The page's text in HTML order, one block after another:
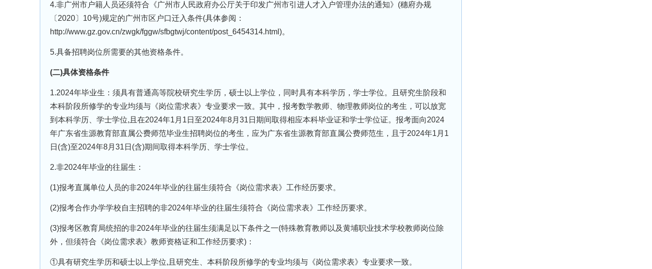
4.非广州市户籍人员还须符合《广州市人民政府办公厅关于印发广州市引进人才入户管理办法的通知》(穗府办规
〔2020〕10号)规定的广州市区户口迁入条件(具体参阅：
http://www.gz.gov.cn/zwgk/fggw/sfbgtwj/content/post_6454314.html)。
5.具备招聘岗位所需要的其他资格条件。
(二)具体资格条件
1.2024年毕业生：须具有普通高等院校研究生学历，硕士以上学位，同时具有本科学历，学士学位。且研究生阶段和
本科阶段所修学的专业均须与《岗位需求表》专业要求一致。其中，报考数学教师、物理教师岗位的考生，可以放宽
到本科学历、学士学位,且在2024年1月1日至2024年8月31日期间取得相应本科毕业证和学士学位证。报考面向2024
年广东省生源教育部直属公费师范毕业生招聘岗位的考生，应为广东省生源教育部直属公费师范生，且于2024年1月1
日(含)至2024年8月31日(含)期间取得本科学历、学士学位。
2.非2024年毕业的往届生：
(1)报考直属单位人员的非2024年毕业的往届生须符合《岗位需求表》工作经历要求。
(2)报考合作办学学校自主招聘的非2024年毕业的往届生须符合《岗位需求表》工作经历要求。
(3)报考区教育局统招的非2024年毕业的往届生须满足以下条件之一(特殊教育教师以及黄埔职业技术学校教师岗位除
外，但须符合《岗位需求表》教师资格证和工作经历要求)：
①具有研究生学历和硕士以上学位,且研究生、本科阶段所修学的专业均须与《岗位需求表》专业要求一致。